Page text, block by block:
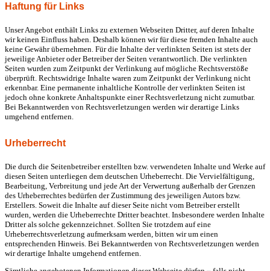
Haftung für Links
Unser Angebot enthält Links zu externen Webseiten Dritter, auf deren Inhalte
wir keinen Einfluss haben. Deshalb können wir für diese fremden Inhalte auch
keine Gewähr übernehmen. Für die Inhalte der verlinkten Seiten ist stets der
jeweilige Anbieter oder Betreiber der Seiten verantwortlich. Die verlinkten
Seiten wurden zum Zeitpunkt der Verlinkung auf mögliche Rechtsverstöße
überprüft. Rechtswidrige Inhalte waren zum Zeitpunkt der Verlinkung nicht
erkennbar. Eine permanente inhaltliche Kontrolle der verlinkten Seiten ist
jedoch ohne konkrete Anhaltspunkte einer Rechtsverletzung nicht zumutbar.
Bei Bekanntwerden von Rechtsverletzungen werden wir derartige Links
umgehend entfernen.
Urheberrecht
Die durch die Seitenbetreiber erstellten bzw. verwendeten Inhalte und Werke auf
diesen Seiten unterliegen dem deutschen Urheberrecht. Die Vervielfältigung,
Bearbeitung, Verbreitung und jede Art der Verwertung außerhalb der Grenzen
des Urheberrechtes bedürfen der Zustimmung des jeweiligen Autors bzw.
Erstellers. Soweit die Inhalte auf dieser Seite nicht vom Betreiber erstellt
wurden, werden die Urheberrechte Dritter beachtet. Insbesondere werden Inhalte
Dritter als solche gekennzeichnet. Sollten Sie trotzdem auf eine
Urheberrechtsverletzung aufmerksam werden, bitten wir um einen
entsprechenden Hinweis. Bei Bekanntwerden von Rechtsverletzungen werden
wir derartige Inhalte umgehend entfernen.